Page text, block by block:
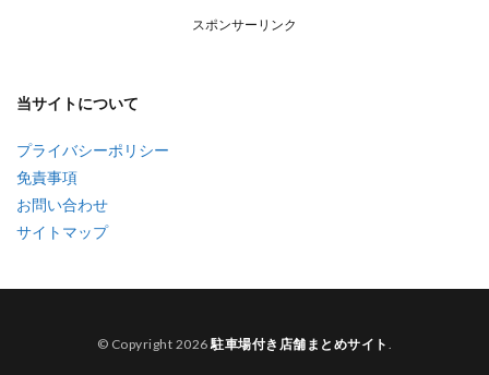
スポンサーリンク
当サイトについて
プライバシーポリシー
免責事項
お問い合わせ
サイトマップ
© Copyright 2026駐車場付き店舗まとめサイト